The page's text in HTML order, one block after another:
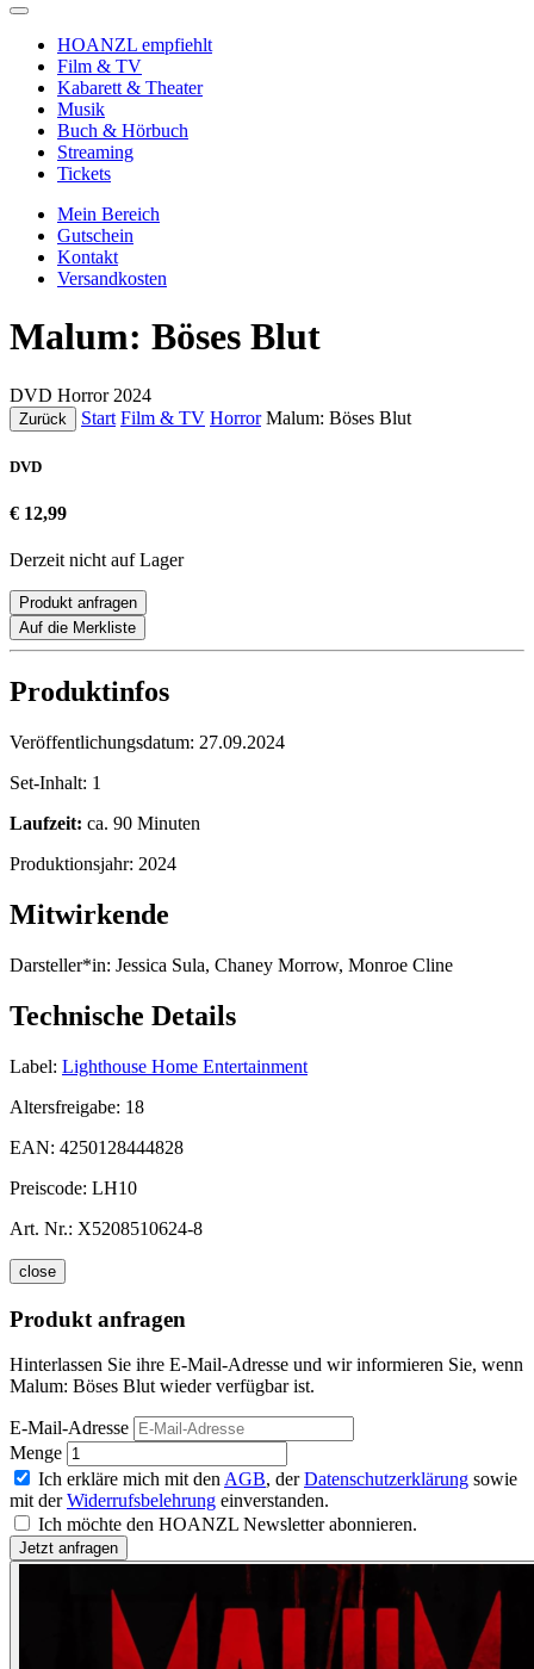
HOANZL empfiehlt
Film & TV
Kabarett & Theater
Musik
Buch & Hörbuch
Streaming
Tickets
Mein Bereich
Gutschein
Kontakt
Versandkosten
Malum: Böses Blut
DVD Horror 2024
Zurück Start Film & TV Horror Malum: Böses Blut
DVD
€ 12,99
Derzeit nicht auf Lager
Produkt anfragen
Auf die Merkliste
Produktinfos
Veröffentlichungsdatum: 27.09.2024
Set-Inhalt: 1
Laufzeit: ca. 90 Minuten
Produktionsjahr: 2024
Mitwirkende
Darsteller*in: Jessica Sula, Chaney Morrow, Monroe Cline
Technische Details
Label: Lighthouse Home Entertainment
Altersfreigabe: 18
EAN: 4250128444828
Preiscode: LH10
Art. Nr.: X5208510624-8
close
Produkt anfragen
Hinterlassen Sie ihre E-Mail-Adresse und wir informieren Sie, wenn
Malum: Böses Blut wieder verfügbar ist.
E-Mail-Adresse
Menge
Ich erkläre mich mit den AGB, derDatenschutzerklärung sowie
mit derWiderrufsbelehrung einverstanden.
Ich möchte den HOANZL Newsletter abonnieren.